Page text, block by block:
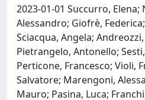
2023-01-01 Succurro, Elena;
Alessandro; Giofrè,
Sciacqua, Angela;
Pietrangelo, Antonello;
Perticone, Francesco; Violi,
Salvatore; Marengoni,
Mauro; Pasina, Luca;